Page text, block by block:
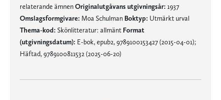
relaterande ämnenOriginalutgåvans utgivningsår: 1937
Omslagsformgivare: Moa Schulman Boktyp: Utmärkt urval
Thema-kod: Skönlitteratur: allmänt Format
(utgivningsdatum): E-bok, epub2, 9789100153427 (2015-04-01);
Häftad, 9789100811532 (2025-06-20)